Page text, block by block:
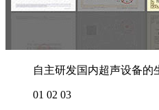
自主研发国内超声设备
01 02 03